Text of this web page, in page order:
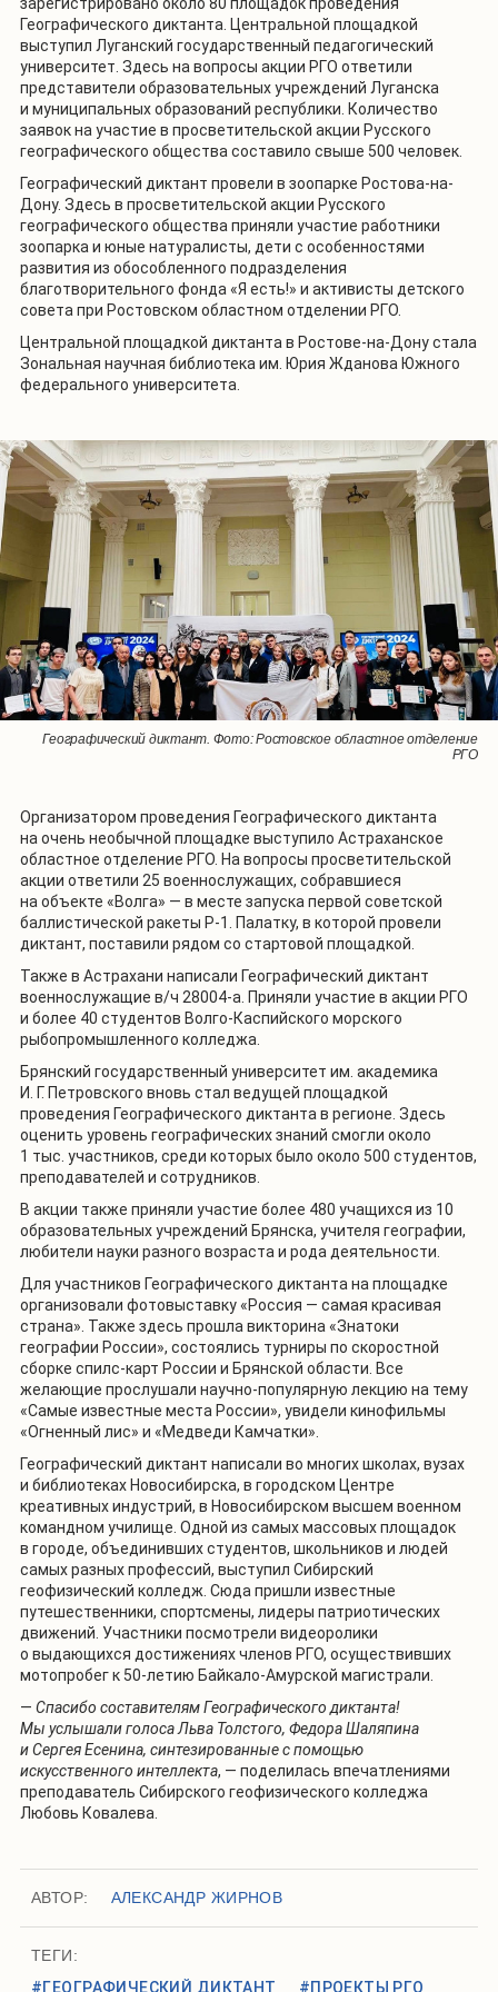
зарегистрировано около 80 площадок проведения
Географического диктанта. Центральной площадкой
выступил Луганский государственный педагогический
университет. Здесь на вопросы акции РГО ответили
представители образовательных учреждений Луганска
и муниципальных образований республики. Количество
заявок на участие в просветительской акции Русского
географического общества составило свыше 500 человек.
Географический диктант провели в зоопарке Ростова-на-
Дону. Здесь в просветительской акции Русского
географического общества приняли участие работники
зоопарка и юные натуралисты, дети с особенностями
развития из обособленного подразделения
благотворительного фонда «Я есть!» и активисты детского
совета при Ростовском областном отделении РГО.
Центральной площадкой диктанта в Ростове-на-Дону стала
Зональная научная библиотека им. Юрия Жданова Южного
федерального университета.
Географический диктант. Фото: Ростовское областное отделение
РГО
Географический диктант. Фото: Ростовское областное отделение
РГО
Географический диктант. Фото: Отделение РГО в Луганской Народной
Республике
Географический диктант. Фото: Астраханское областное отделение
РГО
Географический диктант. Фото: Астраханское областное отделение
РГО
Географический диктант. Фото: Брянское областное отделение РГО
Организатором проведения Географического диктанта
на очень необычной площадке выступило Астраханское
областное отделение РГО. На вопросы просветительской
акции ответили 25 военнослужащих, собравшиеся
на объекте «Волга» — в месте запуска первой советской
баллистической ракеты Р-1. Палатку, в которой провели
диктант, поставили рядом со стартовой площадкой.
Также в Астрахани написали Географический диктант
военнослужащие в/ч 28004-а. Приняли участие в акции РГО
и более 40 студентов Волго-Каспийского морского
рыбопромышленного колледжа.
Брянский государственный университет им. академика
И. Г. Петровского вновь стал ведущей площадкой
проведения Географического диктанта в регионе. Здесь
оценить уровень географических знаний смогли около
1 тыс. участников, среди которых было около 500 студентов,
преподавателей и сотрудников.
В акции также приняли участие более 480 учащихся из 10
образовательных учреждений Брянска, учителя географии,
любители науки разного возраста и рода деятельности.
Для участников Географического диктанта на площадке
организовали фотовыставку «Россия — самая красивая
страна». Также здесь прошла викторина «Знатоки
географии России», состоялись турниры по скоростной
сборке спилс-карт России и Брянской области. Все
желающие прослушали научно-популярную лекцию на тему
«Самые известные места России», увидели кинофильмы
«Огненный лис» и «Медведи Камчатки».
Географический диктант написали во многих школах, вузах
и библиотеках Новосибирска, в городском Центре
креативных индустрий, в Новосибирском высшем военном
командном училище. Одной из самых массовых площадок
в городе, объединивших студентов, школьников и людей
самых разных профессий, выступил Сибирский
геофизический колледж. Сюда пришли известные
путешественники, спортсмены, лидеры патриотических
движений. Участники посмотрели видеоролики
о выдающихся достижениях членов РГО, осуществивших
мотопробег к 50-летию Байкало-Амурской магистрали.
— Спасибо составителям Географического диктанта!
Мы услышали голоса Льва Толстого, Федора Шаляпина
и Сергея Есенина, синтезированные с помощью
искусственного интеллекта, — поделилась впечатлениями
преподаватель Сибирского геофизического колледжа
Любовь Ковалева.
АВТОР: АЛЕКСАНДР ЖИРНОВ
ТЕГИ:
#ГЕОГРАФИЧЕСКИЙ ДИКТАНТ
#ПРОЕКТЫ РГО